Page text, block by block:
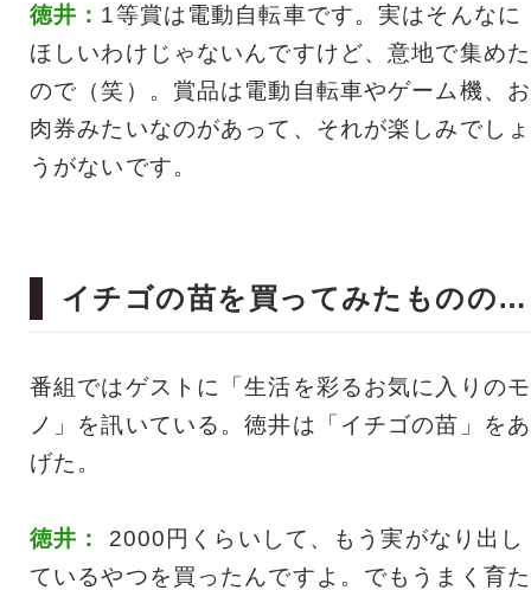
徳井： 1等賞は電動自転車です。実はそんなに
ほしいわけじゃないんですけど、意地で集めた
ので（笑）。賞品は電動自転車やゲーム機、お
肉券みたいなのがあって、それが楽しみでしょ
うがないです。
イチゴの苗を買ってみたものの…
番組ではゲストに「生活を彩るお気に入りのモ
ノ」を訊いている。徳井は「イチゴの苗」をあ
げた。
徳井：
2000円くらいして、もう実がなり出し
ているやつを買ったんですよ。でもうまく育た